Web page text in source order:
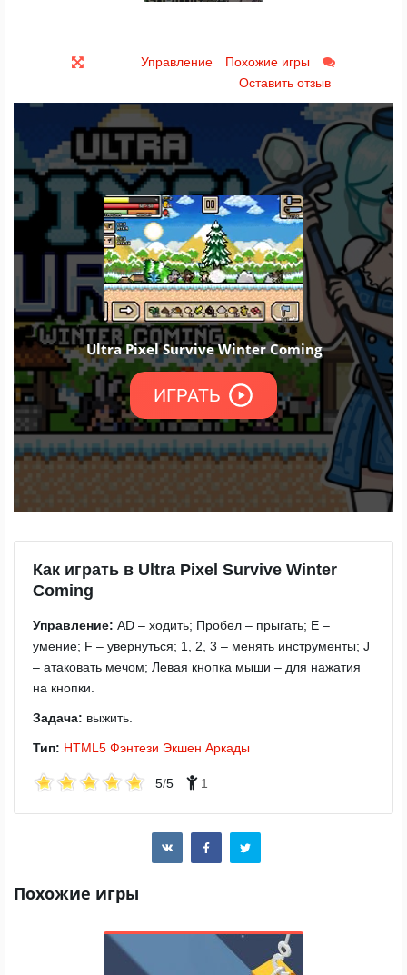
Управление
Похожие игры
Оставить отзыв
Как играть в Ultra Pixel Survive Winter
Coming
Управление: AD – ходить; Пробел – прыгать; E –
умение; F – увернуться; 1, 2, 3 – менять инструменты; J
– атаковать мечом; Левая кнопка мыши – для нажатия
на кнопки.
Задача: выжить.
Тип: HTML5 Фэнтези Экшен Аркады
5/5 1
Похожие игры